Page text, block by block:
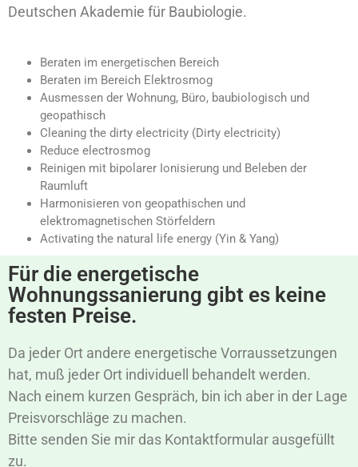
Deutschen Akademie für Baubiologie.
Beraten im energetischen Bereich
Beraten im Bereich Elektrosmog
Ausmessen der Wohnung, Büro, baubiologisch und
geopathisch
Cleaning the dirty electricity (Dirty electricity)
Reduce electrosmog
Reinigen mit bipolarer Ionisierung und Beleben der
Raumluft
Harmonisieren von geopathischen und
elektromagnetischen Störfeldern
Activating the natural life energy (Yin & Yang)
Für die energetische
Wohnungssanierung gibt es keine
festen Preise.
Da jeder Ort andere energetische Vorraussetzungen
hat, muß jeder Ort individuell behandelt werden.
Nach einem kurzen Gespräch, bin ich aber in der Lage
Preisvorschläge zu machen.
Bitte senden Sie mir das Kontaktformular ausgefüllt
zu.